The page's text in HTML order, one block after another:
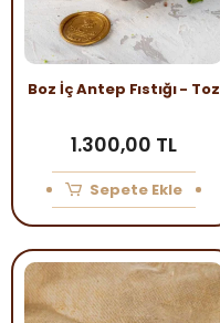
Boz İç Antep Fıstığı - Toz
1.300,00 TL
Sepete Ekle